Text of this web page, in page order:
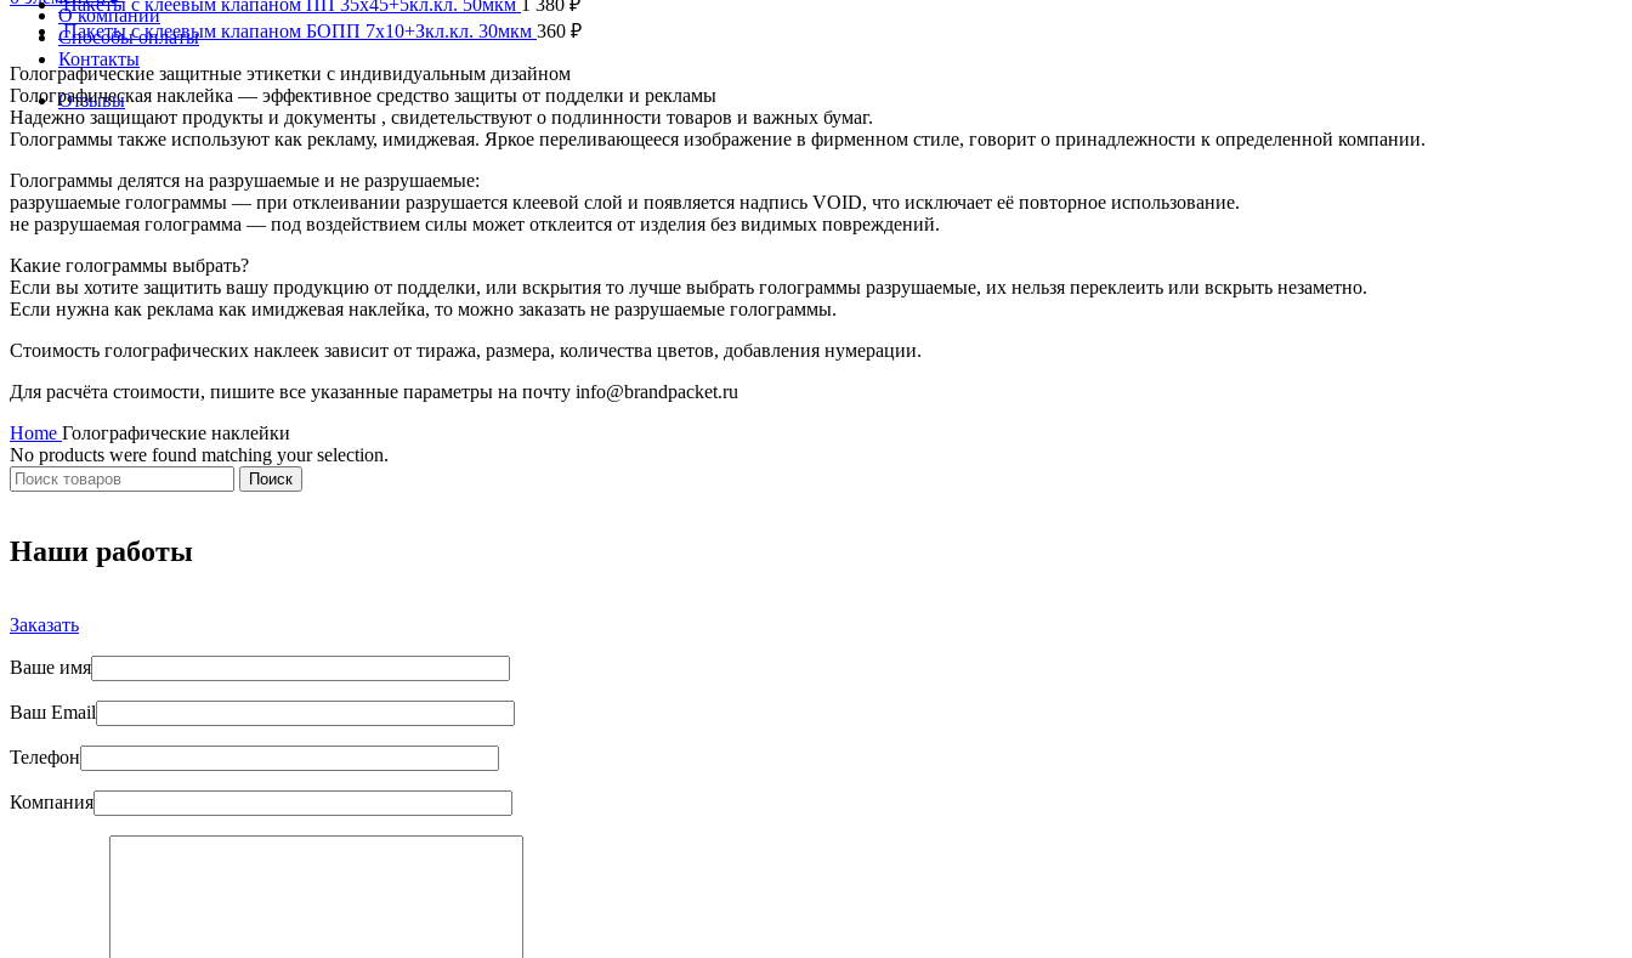
О компании
Способы оплаты
Контакты
Отзывы
Пакеты с клеевым клапаном БОПП 7х10+Зкл.кл. 30мкм 360 ₽
Голографические защитные этикетки с индивидуальным дизайном
Голографическая наклейка — эффективное средство защиты от подделки и рекламы
Надежно защищают продукты и документы , свидетельствуют о подлинности товаров и важных бумаг.
Голограммы также используют как рекламу, имиджевая. Яркое переливающееся изображение в фирменном стиле, говорит о принадлежности к определенной компании.
Голограммы делятся на разрушаемые и не разрушаемые:
разрушаемые голограммы — при отклеивании разрушается клеевой слой и появляется надпись VOID, что исключает её повторное использование.
не разрушаемая голограмма — под воздействием силы может отклеится от изделия без видимых повреждений.
Какие голограммы выбрать?
Если вы хотите защитить вашу продукцию от подделки, или вскрытия то лучше выбрать голограммы разрушаемые, их нельзя переклеить или вскрыть незаметно.
Если нужна как реклама как имиджевая наклейка, то можно заказать не разрушаемые голограммы.
Стоимость голографических наклеек зависит от тиража, размера, количества цветов, добавления нумерации.
Для расчёта стоимости, пишите все указанные параметры на почту info@brandpacket.ru
Home Голографические наклейки
No products were found matching your selection.
Поиск
Наши работы
Заказать
Ваше имя
Ваш Email
Телефон
Компания